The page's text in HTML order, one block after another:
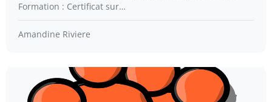
Formation : Certificat sur…
Amandine Riviere